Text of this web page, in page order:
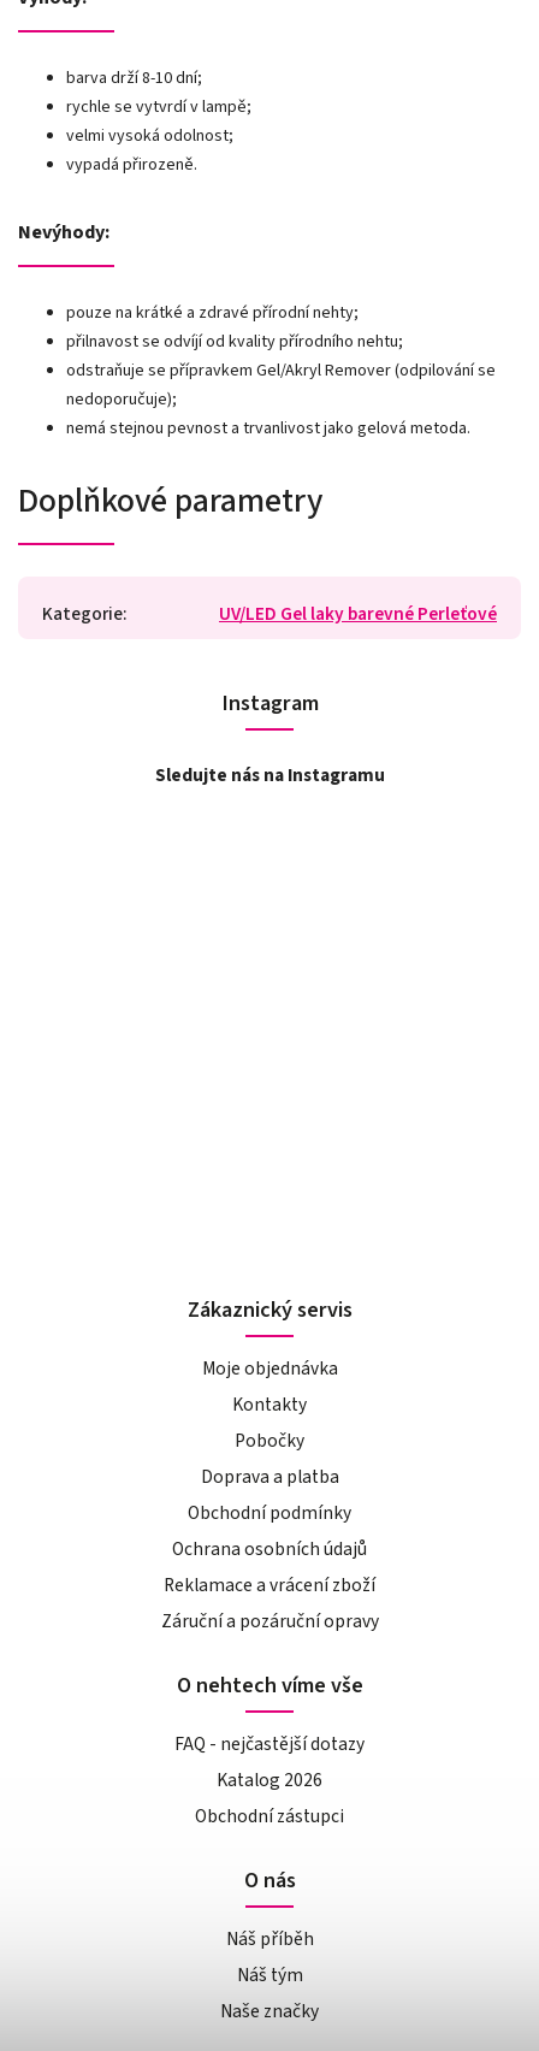
barva drží 8-10 dní;
rychle se vytvrdí v lampě;
velmi vysoká odolnost;
vypadá přirozeně.
Nevýhody:
pouze na krátké a zdravé přírodní nehty;
přilnavost se odvíjí od kvality přírodního nehtu;
odstraňuje se přípravkem Gel/Akryl Remover (odpilování se
nedoporučuje);
nemá stejnou pevnost a trvanlivost jako gelová metoda.
Doplňkové parametry
Kategorie: UV/LED Gel laky barevné Perleťové
Instagram
Sledujte nás na Instagramu
Zákaznický servis
Moje objednávka
Kontakty
Pobočky
Doprava a platba
Obchodní podmínky
Ochrana osobních údajů
Reklamace a vrácení zboží
Záruční a pozáruční opravy
O nehtech víme vše
FAQ - nejčastější dotazy
Katalog 2026
Obchodní zástupci
O nás
Náš příběh
Náš tým
Naše značky